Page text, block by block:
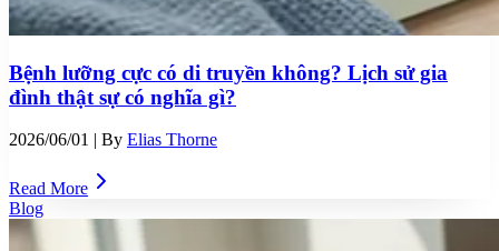
Bệnh lưỡng cực có di truyền không? Lịch sử gia
đình thật sự có nghĩa gì?
2026/06/01 | By Elias Thorne
Read More
Blog